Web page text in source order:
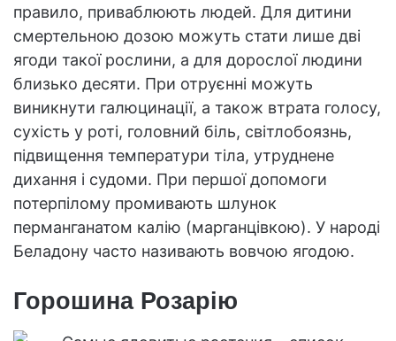
правило, приваблюють людей. Для дитини
смертельною дозою можуть стати лише дві
ягоди такої рослини, а для дорослої людини
близько десяти. При отруєнні можуть
виникнути галюцинації, а також втрата голосу,
сухість у роті, головний біль, світлобоязнь,
підвищення температури тіла, утруднене
дихання і судоми. При першої допомоги
потерпілому промивають шлунок
перманганатом калію (марганцівкою). У народі
Беладону часто називають вовчою ягодою.
Горошина Розарію